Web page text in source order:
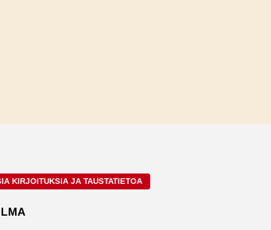
KIRJOITUKSIA JA TAUSTATIETOA